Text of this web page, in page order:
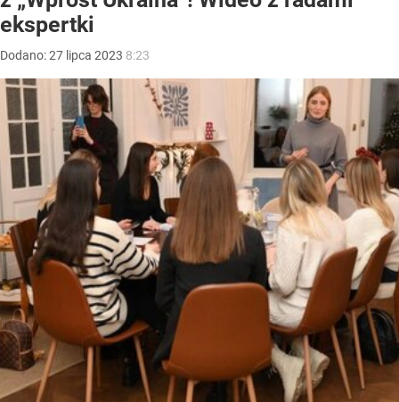
ekspertki
Dodano:27 lipca 2023 8:23